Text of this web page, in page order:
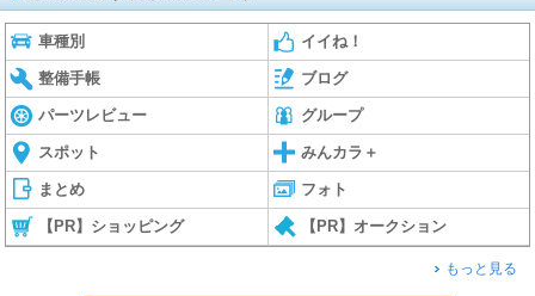
車種別 イイね！
整備手帳 ブログ
パーツレビュー グループ
スポット みんカラ＋
まとめ フォト
【PR】ショッピング 【PR】オークション
もっと見る